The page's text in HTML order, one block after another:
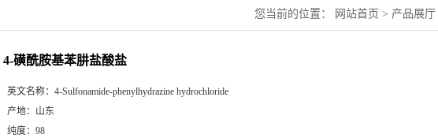
您当前的位置： 网站首页 > 产品展厅
4-磺酰胺基苯肼盐酸盐
英文名称： 4-Sulfonamide-phenylhydrazine hydrochloride
产地： 山东
纯度： 98